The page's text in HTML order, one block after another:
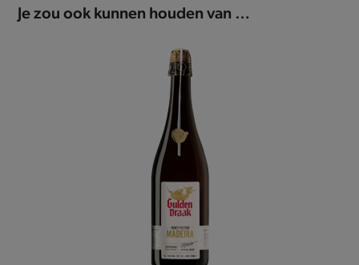
Je zou ook kunnen houden van …